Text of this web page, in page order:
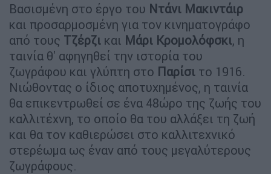
Βασισμένη στο έργο του Ντάνι Μακιντάιρ
και προσαρμοσμένη για τον κινηματογράφο
από τους Τζέρζι και Μάρι Κρομολόφσκι, η
ταινία θ' αφηγηθεί την ιστορία του
ζωγράφου και γλύπτη στο Παρίσι το 1916.
Νιώθοντας ο ίδιος αποτυχημένος, η ταινία
θα επικεντρωθεί σε ένα 48ώρο της ζωής του
καλλιτέχνη, το οποίο θα του αλλάξει τη ζωή
και θα τον καθιερώσει στο καλλιτεχνικό
στερέωμα ως έναν από τους μεγαλύτερους
ζωγράφους.